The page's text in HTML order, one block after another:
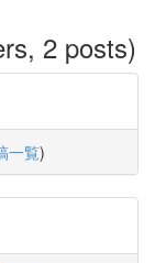
2 posts)
一覧)